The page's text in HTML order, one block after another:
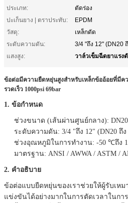
ประเภท:
ตัดร่อง
ปะเก็นยาง | ตราประทับ:
EPDM
วัสดุ:
เหล็กดัด
ระดับความดัน:
3/4 "ถึง 12" (DN20
แสงสูง:
วาล์วเข็มฉีดยาแรง
ข้อต่อมีความยืดหยุ่นสูงสำหรับเหล็กข้ออ้อยที่มีค
รวดเร็ว 1000psi 69bar
1. ข้อกำหนด
ช่วงขนาด (เส้นผ่านศูนย์กลาง): DN20
ระดับความดัน: 3/4 "ถึง 12" (DN20 ถึง
ช่วงอุณหภูมิในการทำงาน: -50 ℃ถึง
มาตรฐาน: ANSI / AWWA / ASTM /
2. คำอธิบาย
ข้อต่อแบบยืดหยุ่นของเราช่วยให้ผู้รับเหม
แข่งขันได้อย่างมากในการตัดเวลาในก